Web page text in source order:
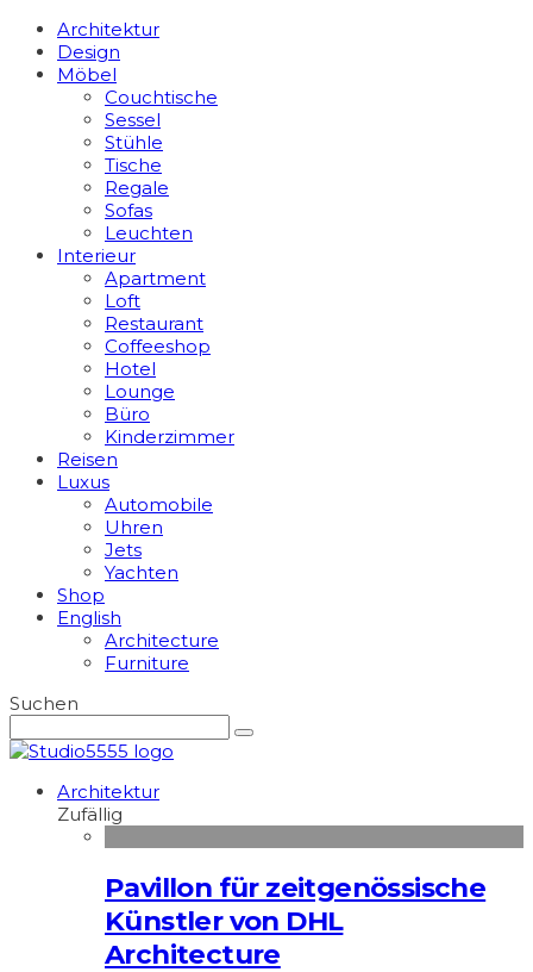
Architektur
Design
Möbel
Couchtische
Sessel
Stühle
Tische
Regale
Sofas
Leuchten
Interieur
Apart­ment
Loft
Restaurant
Coffeeshop
Hotel
Lounge
Büro
Kinderzimmer
Reisen
Luxus
Automobile
Uhren
Jets
Yachten
Shop
English
Architecture
Furniture
Suchen
Architektur
Zufällig
Pavillon für zeitgenössische
Künstler von DHL
Architecture